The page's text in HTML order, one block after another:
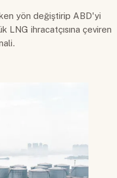
yön değiştirip ABD'yi
LNG ihracatçısına çeviren